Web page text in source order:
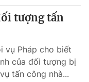
tượng tấn
vụ Pháp cho biết
của đối tượng bị
tấn công nhà...